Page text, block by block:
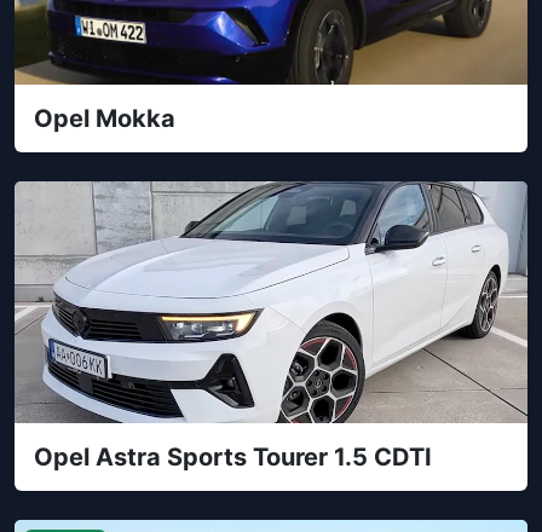
Opel Mokka
Opel Astra Sports Tourer 1.5 CDTI